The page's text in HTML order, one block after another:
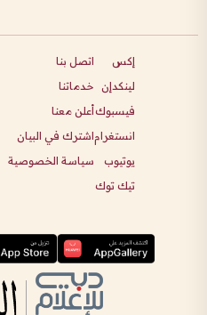
إكس
لينكدإن
فيسبوك
انستغرام
يوتيوب
تيك توك
اتصل بنا
خدماتنا
أعلن معنا
اشترك في البيان
سياسة الخصوصية